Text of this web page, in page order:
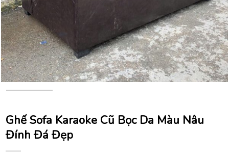
Ghế Sofa Karaoke Cũ Bọc Da Màu Nâu
Đính Đá Đẹp